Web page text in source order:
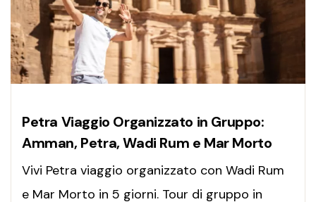
Petra Viaggio Organizzato in Gruppo:
Amman, Petra, Wadi Rum e Mar Morto
Vivi Petra viaggio organizzato con Wadi Rum
e Mar Morto in 5 giorni. Tour di gruppo in